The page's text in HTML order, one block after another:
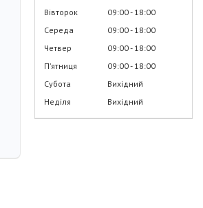
Вівторок
09:00 18:00
Середа
09:00 18:00
Четвер
09:00 18:00
Пʼятниця
09:00 18:00
Субота
Вихідний
Неділя
Вихідний